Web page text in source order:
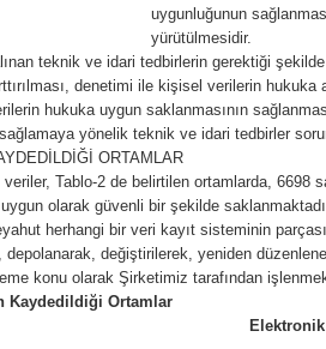
uygunluğunun
yürütülmesidir.
teknik ve idari tedbirlerin gerektiği
denetimi ile kişisel verilerin
hukuka uygun saklanmasının
yönelik teknik ve idari tedbirler
ORTAMLAR
Tablo-2 de belirtilen ortamlarda, 6698
olarak güvenli bir şekilde
herhangi bir veri kayıt sisteminin
değiştirilerek, yeniden
konu olarak Şirketimiz tarafından
Kaydedildiği Ortamlar